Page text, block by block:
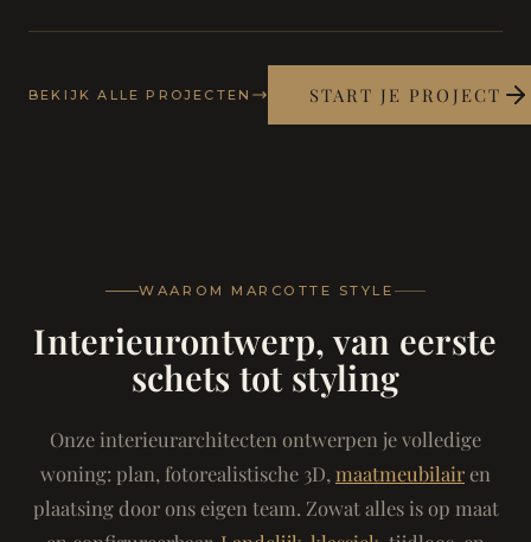
BEKIJK ALLE PROJECTEN START JE PROJECT
WAAROM MARCOTTE STYLE
Interieurontwerp, van eerste
schets tot styling
Onze interieurarchitecten ontwerpen je volledige
woning: plan, fotorealistische 3D, maatmeubilairen
plaatsing door ons eigen team. Zowat alles is op maat